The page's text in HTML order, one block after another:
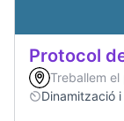
Protocol
Treballem
Dinamització